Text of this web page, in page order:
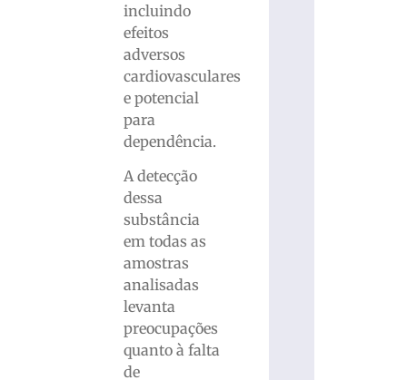
incluindo
efeitos
adversos
cardiovasculares
e potencial
para
dependência.
A detecção
dessa
substância
em todas as
amostras
analisadas
levanta
preocupações
quanto à falta
de